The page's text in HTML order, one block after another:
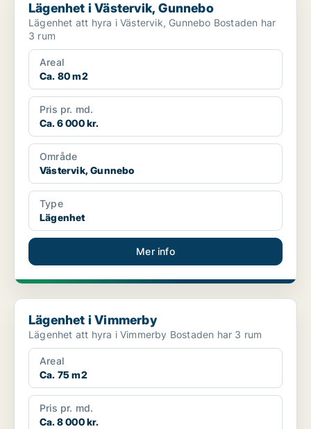
Lägenhet i Västervik, Gunnebo
Lägenhet att hyra i Västervik, Gunnebo Bostaden har
3 rum
Areal
Ca. 80 m2
Pris pr. md.
Ca. 6 000 kr.
Område
Västervik, Gunnebo
Type
Lägenhet
Mer info
Lägenhet i Vimmerby
Lägenhet i Vimmerby
Lägenhet att hyra i Vimmerby Bostaden har 3 rum
Areal
Ca. 75 m2
Pris pr. md.
Ca. 8 000 kr.